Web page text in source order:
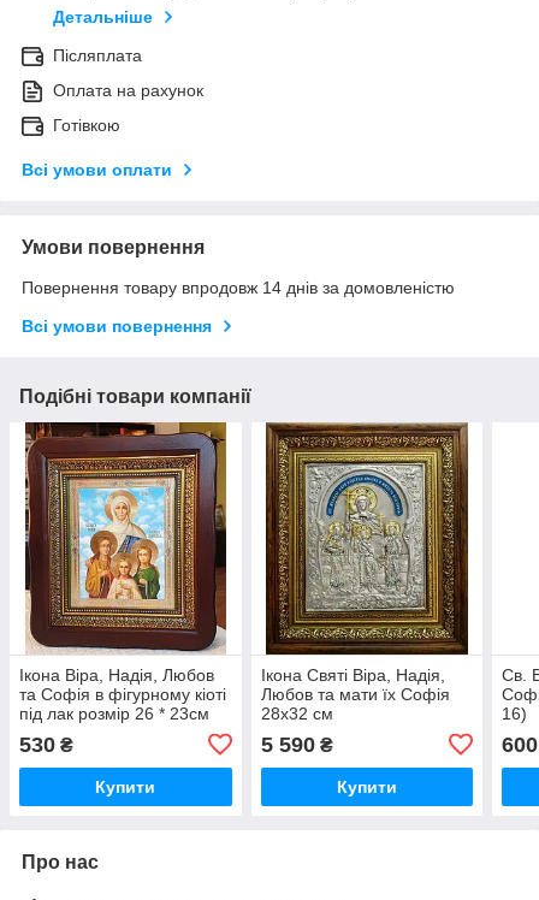
Детальніше
Післяплата
Оплата на рахунок
Готівкою
Всі умови оплати
Умови повернення
Повернення товару впродовж 14 днів за домовленістю
Всі умови повернення
Подібні товари компанії
Ікона Віра, Надія, Любов
та Софія в фігурному кіоті
під лак розмір 26 * 23см
530 ₴
Купити
Ікона Святі Віра, Надія,
Любов та мати їх Софія
28х32 см
5 590₴
Купити
Св.
16)
600
Про нас